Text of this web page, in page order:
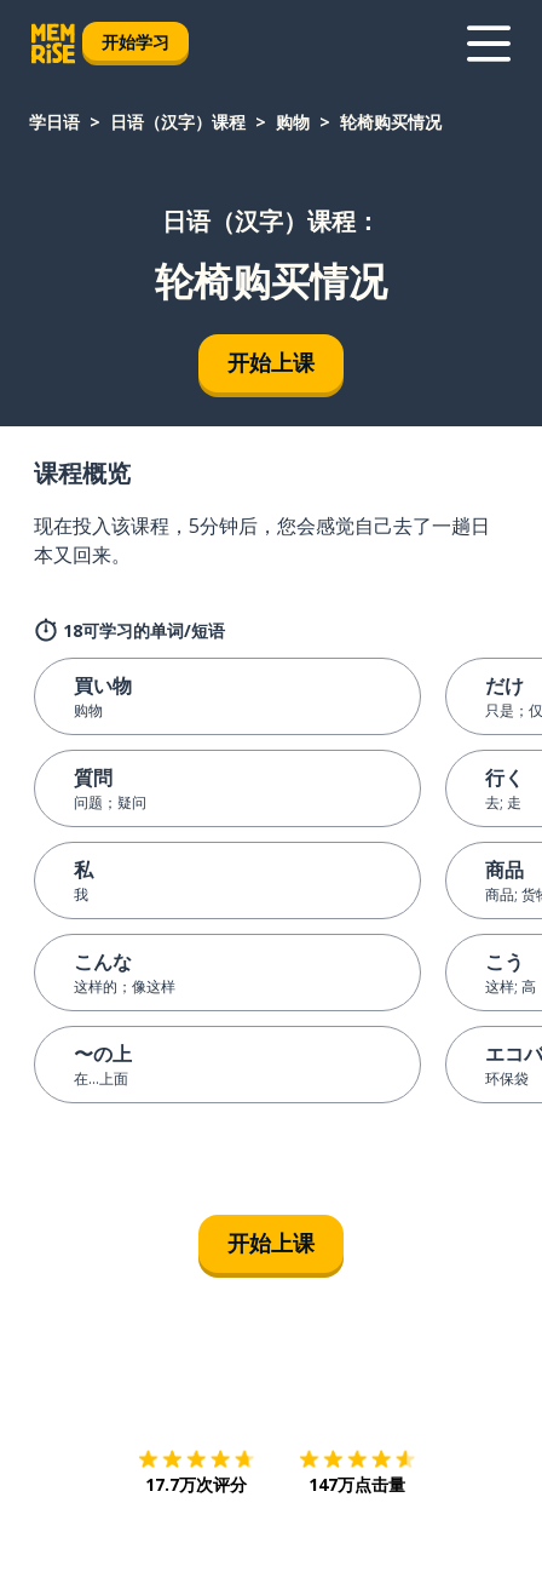
开始学习
学日语 日语（汉字）课程 购物 轮椅购买情况
日语（汉字）课程：
轮椅购买情况
开始上课
课程概览
现在投入该课程，5分钟后，您会感觉自己去了一趟日
本又回来。
18可学习的单词/短语
買い物
购物
質問
问题；疑问
私
我
こんな
这样的；像这样
〜の上
在...上面
だけ
只是；
行く
去; 走
商品
商品; 货
こう
这样; 高
エコ
环保袋
开始上课
17.7万次评分 147万点击量